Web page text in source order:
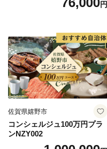
式会社あやべ市民新聞社［B円
佐賀県嬉野市
コンシェルジュ100万円プラ
ンNZY002